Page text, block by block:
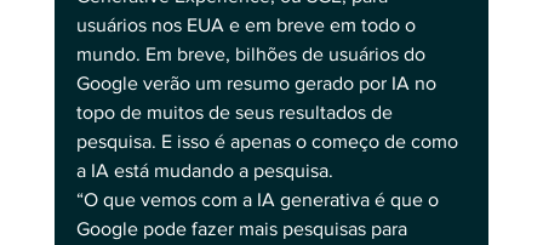
usuários nos EUA e em breve em todo o
mundo. Em breve, bilhões de usuários do
Google verão um resumo gerado por IA no
topo de muitos de seus resultados de
pesquisa. E isso é apenas o começo de como
a IA está mudando a pesquisa.
“O que vemos com a IA generativa é que o
Google pode fazer mais pesquisas para